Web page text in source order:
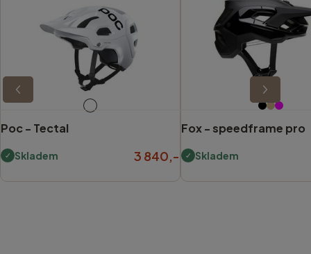
Poc - Tectal
Skladem 3 840,-
Fox - speedframe pro
Skladem